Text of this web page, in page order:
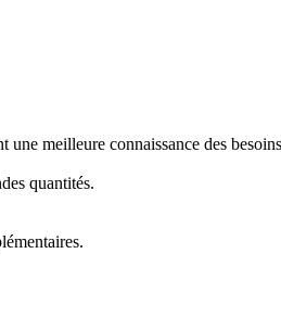
meilleure connaissance des
quantités.